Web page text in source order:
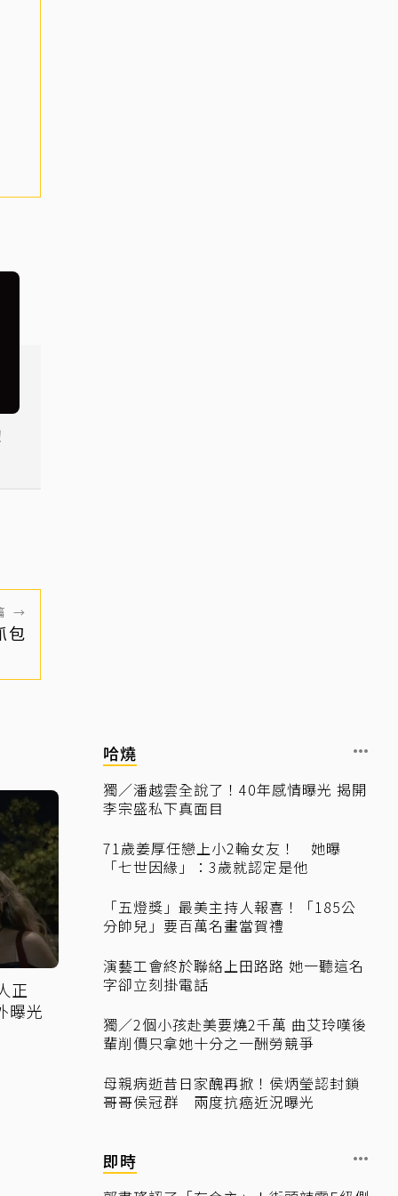
→
包
正
曝光
哈燒
獨／潘越雲全說了！40年感情曝光 揭開
李宗盛私下真面目
71歲姜厚任戀上小2輪女友！ 她曝
「七世因緣」：3歲就認定是他
「五燈獎」最美主持人報喜！「185公
分帥兒」要百萬名畫當賀禮
演藝工會終於聯絡上田路路 她一聽這名
字卻立刻掛電話
獨／2個小孩赴美要燒2千萬 曲艾玲嘆後
輩削價只拿她十分之一酬勞競爭
母親病逝昔日家醜再掀！侯炳瑩認封鎖
哥哥侯冠群 兩度抗癌近況曝光
即時